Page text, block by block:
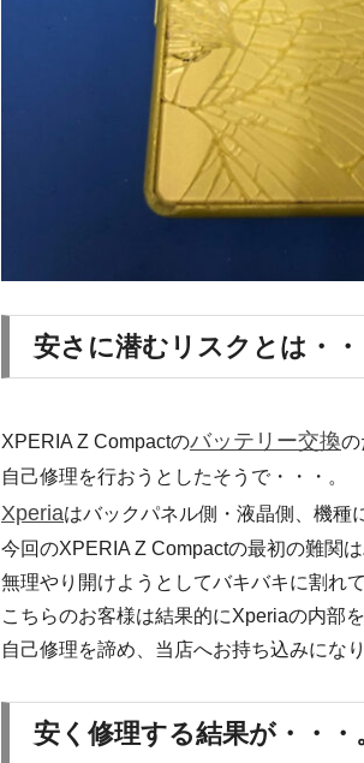
安さに潜むリスクとは・・
XPERIA Z Compactのバッテリー交換の
自己修理を行おうとしたそうで・・・。
Xperiaはバックパネル側・液晶側、機種
今回のXPERIA Z Compactの最初の難関
無理やり開けようとしてバキバキに割れ
こちらのお客様は結果的にXperiaの内部
自己修理を諦め、当店へお持ち込みになり
安く修理する結果が・・・